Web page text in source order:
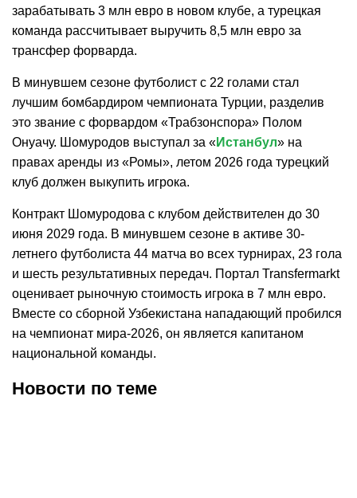
зарабатывать 3 млн евро в новом клубе, а турецкая
команда рассчитывает выручить 8,5 млн евро за
трансфер форварда.
В минувшем сезоне футболист с 22 голами стал
лучшим бомбардиром чемпионата Турции, разделив
это звание с форвардом «Трабзонспора» Полом
Онуачу. Шомуродов выступал за «Истанбул» на
правах аренды из «Ромы», летом 2026 года турецкий
клуб должен выкупить игрока.
Контракт Шомуродова с клубом действителен до 30
июня 2029 года. В минувшем сезоне в активе 30-
летнего футболиста 44 матча во всех турнирах, 23 гола
и шесть результативных передач. Портал Transfermarkt
оценивает рыночную стоимость игрока в 7 млн евро.
Вместе со сборной Узбекистана нападающий пробился
на чемпионат мира-2026, он является капитаном
национальной команды.
Новости по теме